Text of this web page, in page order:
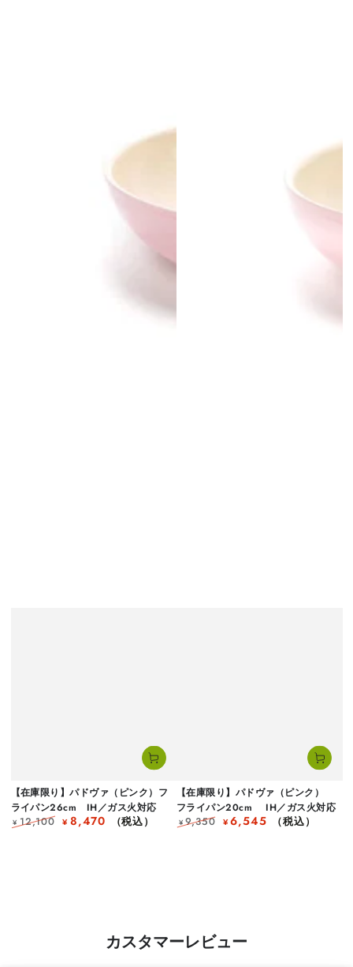
【在庫限り】パドヴァ（ピンク）フ
ライパン26cm IH／ガス火対応
¥ 12,100 ¥ 8,470 （税込）
【在庫限り】パドヴァ（ピンク）
フライパン20cm IH／ガス火対応
¥ 9,350 ¥6,545 （税込）
カスタマーレビュー